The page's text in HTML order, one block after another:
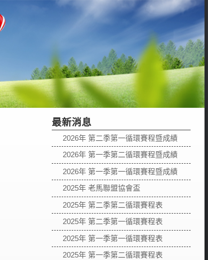
最新消息
2026年 第二季第一循環賽程暨成績
2026年 第一季第二循環賽程暨成績
2026年 第一季第一循環賽程暨成績
2025年 老馬聯盟協會盃
2025年 第二季第二循環賽程表
2025年 第二季第一循環賽程表
2025年 第一季第一循環賽程表
2025年 第一季第二循環賽程表